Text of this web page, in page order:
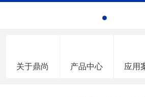
关于鼎尚 产品中心 应用